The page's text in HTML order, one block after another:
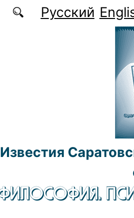
содержаниюРусский
Известия